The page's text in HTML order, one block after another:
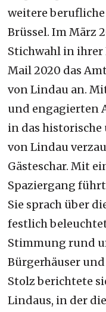
weitere
Brüssel. Im März
Stichwahl in ihrer
Mail 2020 das
von Lindau an.
und engagierten
in das
von Lindau
Gästeschar. Mit
Spaziergang
Sie sprach über
festlich
Stimmung rund
Bürgerhäuser
Stolz berichtete
Lindaus, in der